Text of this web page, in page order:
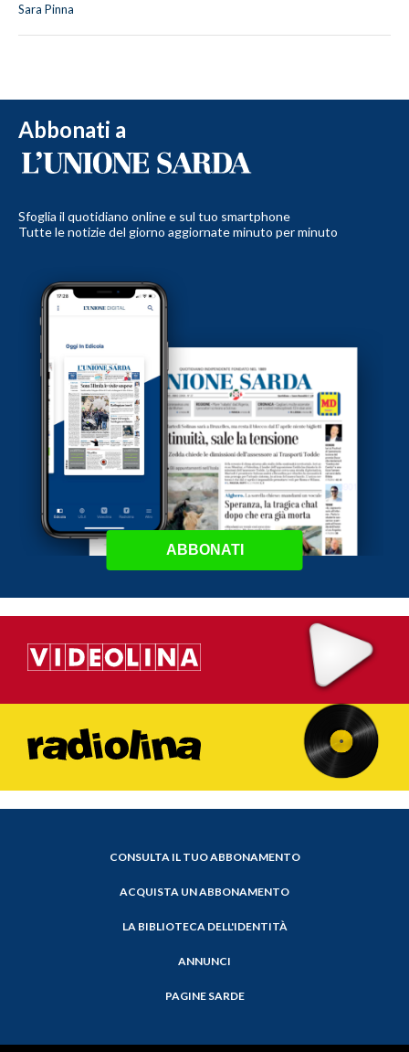
Sara Pinna
Abbonati a
Sfoglia il quotidiano online e sul tuo smartphone
Tutte le notizie del giorno aggiornate minuto per minuto
ABBONATI
CONSULTA IL TUO ABBONAMENTO
ACQUISTA UN ABBONAMENTO
LA BIBLIOTECA DELL'IDENTITÀ
ANNUNCI
PAGINE SARDE